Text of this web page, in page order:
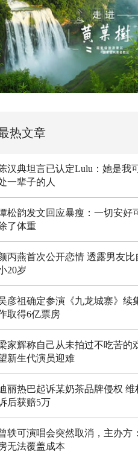
热文章
汉典坦言已认定Lulu：她是我
一辈子的人
松韵发文回应暴瘦：一切安好
了体重
丙燕首次公开恋情 透露男友比
20岁
彦祖确定参演《九龙城寨》续
取得6亿票房
家辉称自己从未拍过不吃苦的
新生代演员迎难
丽热巴起诉某奶茶品牌侵权 维
后获赔5万
轶可演唱会突然取消，主办方
无法覆盖成本